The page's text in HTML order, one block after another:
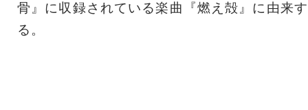
骨』に収録されている楽曲『燃え殻』に由来す
る。